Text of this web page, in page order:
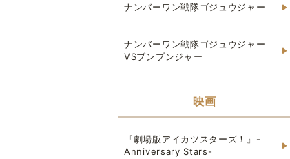
ナンバーワン戦隊ゴジュウジャー
ナンバーワン戦隊ゴジュウジャー
VSブンブンジャー
映画
『劇場版アイカツスターズ！』-
Anniversary Stars-